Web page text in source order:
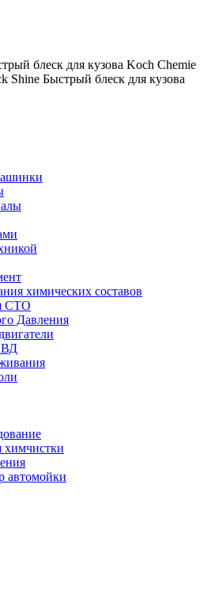
блеск для кузова Koch Chemie
Shine Быстрый блеск для кузова
химических составов
СТО
Давления
химчистки
автомойки